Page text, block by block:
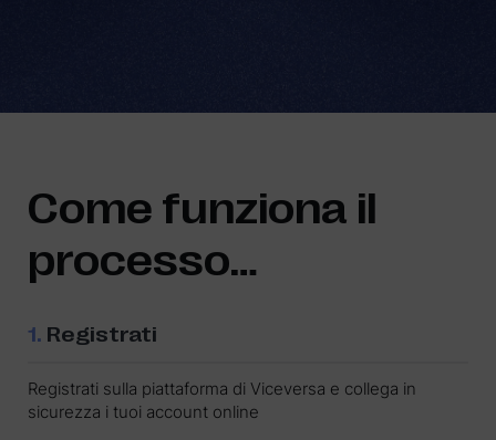
Come funziona il
processo…
1. Registrati
Registrati sulla piattaforma di Viceversa e collega in
sicurezza i tuoi account online